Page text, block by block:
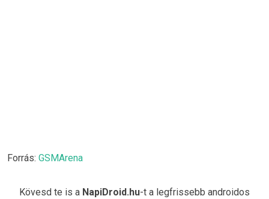
Forrás: GSMArena
Kövesd te is a NapiDroid.hu-t a legfrissebb androidos